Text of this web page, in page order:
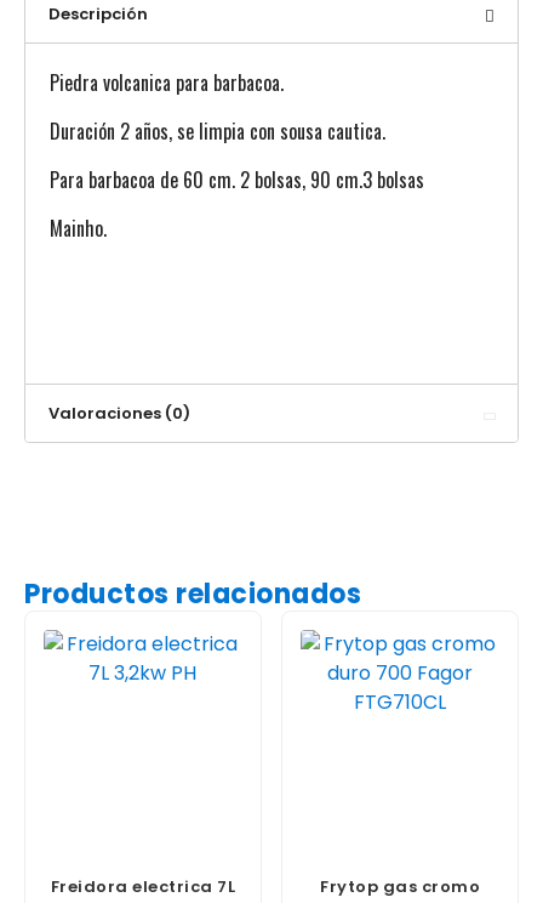
Descripción
Piedra volcanica para barbacoa.
Duración 2 años, se limpia con sousa cautica.
Para barbacoa de 60 cm. 2 bolsas, 90 cm.3 bolsas
Mainho.
Valoraciones (0)
Productos relacionados
Freidora electrica 7L
Frytop gas cromo